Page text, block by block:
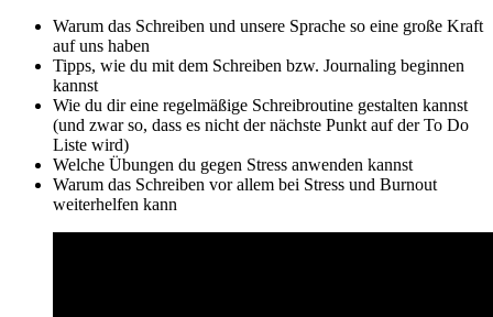
Warum das Schreiben und unsere Sprache so eine große Kraft
auf uns haben
Tipps, wie du mit dem Schreiben bzw. Journaling beginnen
kannst
Wie du dir eine regelmäßige Schreibroutine gestalten kannst
(und zwar so, dass es nicht der nächste Punkt auf der To Do
Liste wird)
Welche Übungen du gegen Stress anwenden kannst
Warum das Schreiben vor allem bei Stress und Burnout
weiterhelfen kann